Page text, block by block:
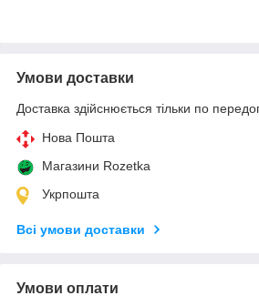
Умови доставки
Доставка здійснюється тільки по
Нова Пошта
Магазини Rozetka
Укрпошта
Всі умови доставки
Умови оплати